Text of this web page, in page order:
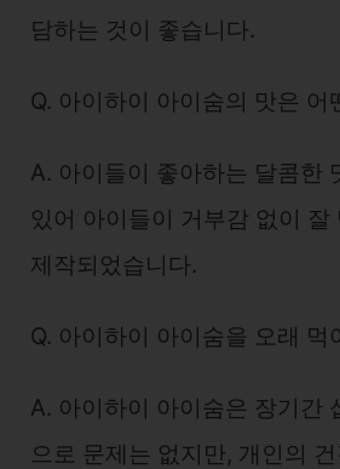
담하는 것이 좋습니다.
Q. 아이하이 아이숨의 맛은 어
A. 아이들이 좋아하는 달콤한
있어 아이들이 거부감 없이 잘
제작되었습니다.
Q. 아이하이 아이숨을 오래 먹
A. 아이하이 아이숨은 장기간
으로 문제는 없지만, 개인의